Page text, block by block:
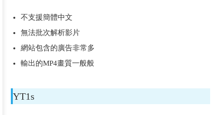
不支援簡體中文
無法批次解析影片
網站包含的廣告非常多
輸出的MP4畫質一般般
YT1s